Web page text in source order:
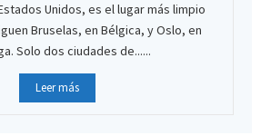
Unidos, es el lugar más limpio
Bruselas, en Bélgica, y Oslo, en
Solo dos ciudades de......
Leer más